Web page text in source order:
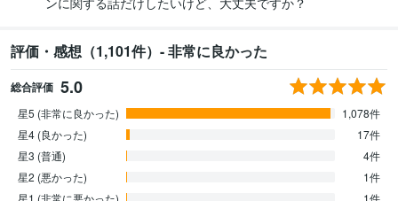
評価・感想（1,101件）- 非常に良かった
総合評価 5.0
星5 (非常に良かった)
1,078件
星4 (良かった)
17件
星3 (普通)
4件
星2 (悪かった)
1件
星1 (非常に悪かった)
1件